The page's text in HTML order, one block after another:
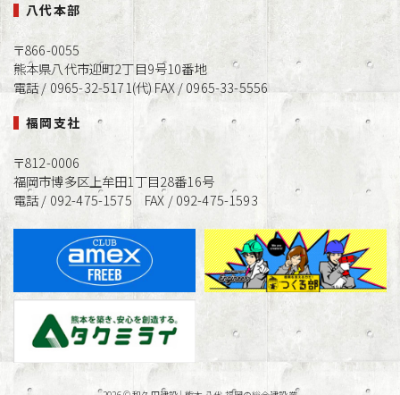
八代本部
〒866-0055
熊本県八代市迎町2丁目9号10番地
電話 / 0965-32-5171(代) FAX / 0965-33-5556
福岡支社
〒812-0006
福岡市博多区上牟田1丁目28番16号
電話 / 092-475-1575 FAX / 092-475-1593